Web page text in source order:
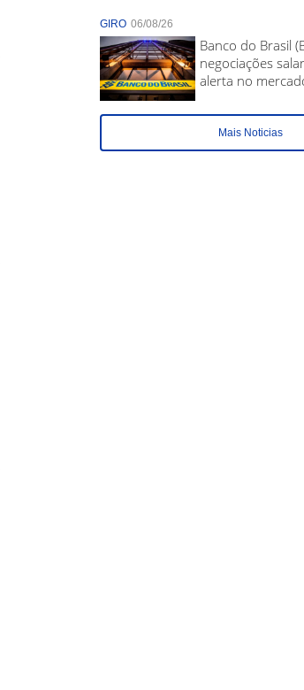
GIRO 06/08/26
Banco do Brasil
negociações
alerta no
Mais Noticias